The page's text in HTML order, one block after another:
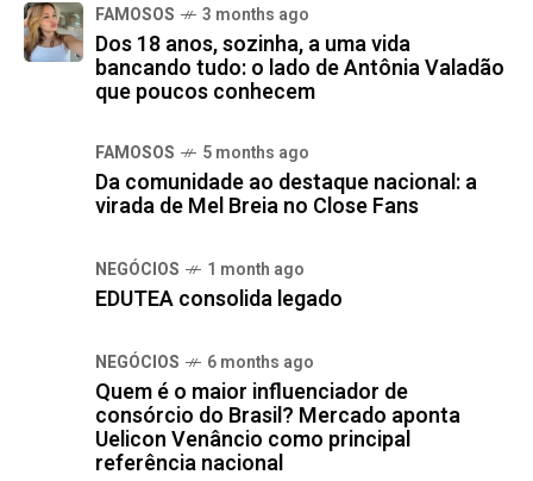
FAMOSOS 3 months ago
Dos 18 anos, sozinha, a uma vida
bancando tudo: o lado de Antônia Valadão
que poucos conhecem
FAMOSOS 5 months ago
Da comunidade ao destaque nacional: a
virada de Mel Breia no Close Fans
NEGÓCIOS 1 month ago
EDUTEA consolida legado
NEGÓCIOS 6 months ago
Quem é o maior influenciador de
consórcio do Brasil? Mercado aponta
Uelicon Venâncio como principal
referência nacional